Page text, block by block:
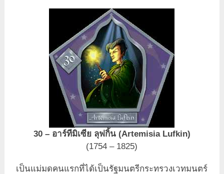
30 – อาร์ทีมิเซีย ลุฟกิ้น (Artemisia Lufkin)
(1754 – 1825)
เป็นแม่มดคนแรกที่ได้เป็นรัฐมนตรีกระทรวงเวทมนตร์